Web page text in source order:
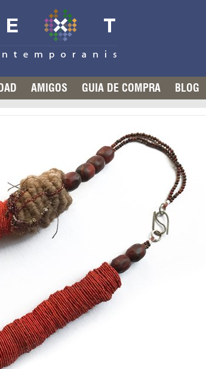
AMIGOS GUIA DE COMPRA BLOG